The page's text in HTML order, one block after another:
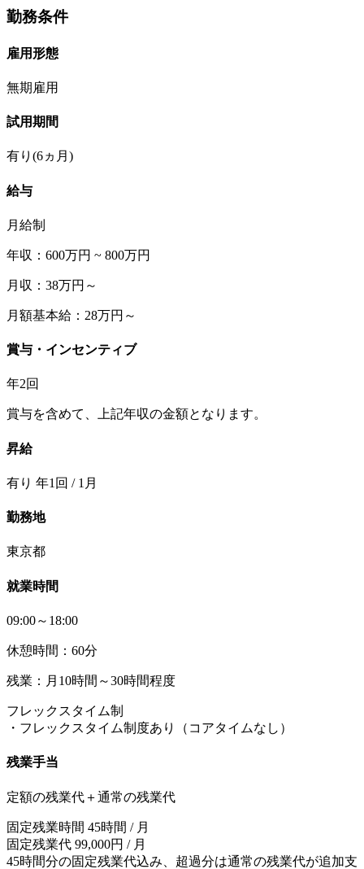
勤務条件
雇用形態
無期雇用
試用期間
有り(6ヵ月)
給与
月給制
年収：600万円 ~ 800万円
月収：38万円～
月額基本給：28万円～
賞与・インセンティブ
年2回
賞与を含めて、上記年収の金額となります。
昇給
有り 年1回 / 1月
勤務地
東京都
就業時間
09:00～18:00
休憩時間：60分
残業：月10時間～30時間程度
フレックスタイム制
・フレックスタイム制度あり（コアタイムなし）
残業手当
定額の残業代＋通常の残業代
固定残業時間 45時間 / 月
固定残業代 99,000円 / 月
45時間分の固定残業代込み、超過分は通常の残業代が追加支